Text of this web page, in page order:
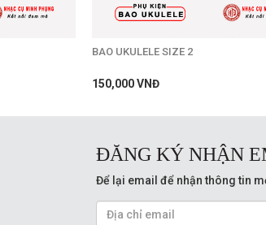
BAO UKULELE SIZE 2
150,000 VNĐ
ĐĂNG KÝ NHẬN
Để lại email để nhận thông tin